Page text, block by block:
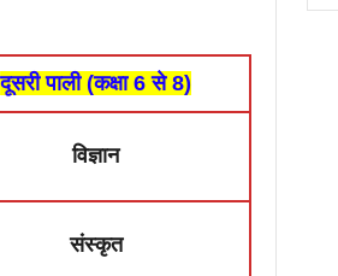
दूसरी पाली (कक्षा 6 से 8)
विज्ञान
संस्कृत